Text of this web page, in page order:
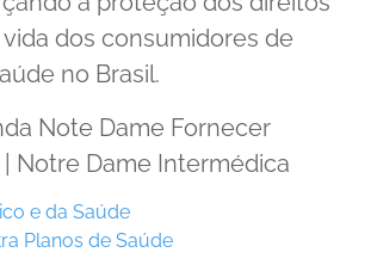
dos consumidores de
no Brasil.
Note Dame Fornecer
Notre Dame Intermédica
e da Saúde
Planos de Saúde